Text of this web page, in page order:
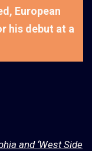
European
his debut at a
and ‘West Side